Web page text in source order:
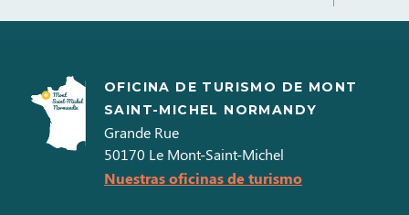
OFICINA DE TURISMO DE MONT
SAINT-MICHEL NORMANDY
Grande Rue
50170 Le Mont-Saint-Michel
Nuestras oficinas de turismo